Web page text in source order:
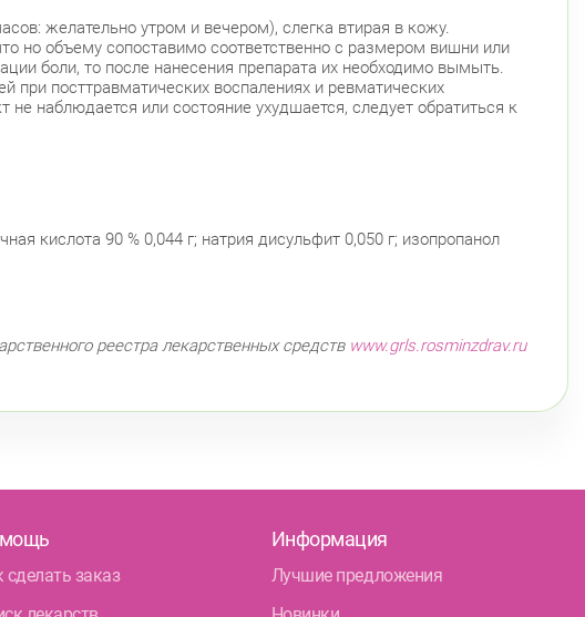
желательно утром и вечером), слегка втирая в кожу.
но объему сопоставимо соответственно с размером вишни или
боли, то после нанесения препарата их необходимо вымыть.
при посттравматических воспалениях и ревматических
наблюдается или состояние ухудшается, следует обратиться к
кислота 90 % 0,044 г; натрия дисульфит 0,050 г; изопропанол
реестра лекарственных средств www.grls.rosminzdrav.ru
сделать заказ
Информация
Лучшие предложения